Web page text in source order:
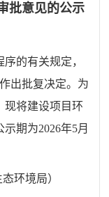
批意见的公示
的有关规定，
出批复决定。为
现将建设项目环
期为2026年5月
环境局）